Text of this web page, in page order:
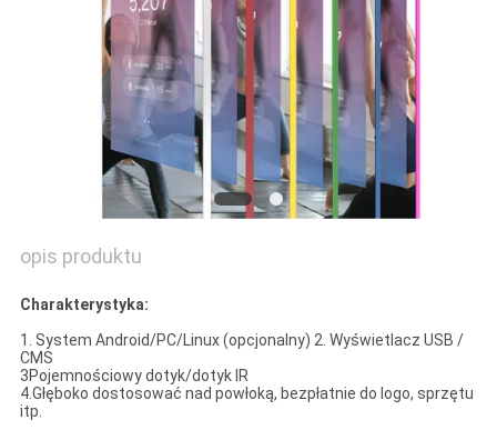
POLITYKA
PRYWATNOŚCI
opis produktu
Charakterystyka:
1. System Android/PC/Linux (opcjonalny) 2. Wyświetlacz USB /
CMS
3Pojemnościowy dotyk/dotyk IR
4.Głęboko dostosować nad powłoką, bezpłatnie do logo, sprzętu
itp.